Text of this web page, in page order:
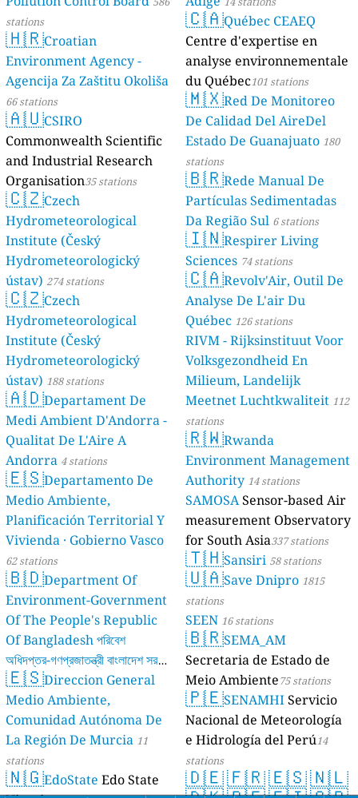
stations
🇭🇷Croatian
Environment Agency -
Agencija Za Zaštitu Okoliša
66 stations
🇦🇺CSIRO
Commonwealth Scientific
and Industrial Research
Organisation35 stations
🇨🇿Czech
Hydrometeorological
Institute (Český
Hydrometeorologický
ústav) 274 stations
🇨🇿Czech
Hydrometeorological
Institute (Český
Hydrometeorologický
ústav) 188 stations
🇦🇩Departament De
Medi Ambient D'Andorra -
Qualitat De L'Aire A
Andorra 4 stations
🇪🇸Departamento De
Medio Ambiente,
Planificación Territorial Y
Vivienda · Gobierno Vasco
62 stations
🇧🇩Department Of
Environment-Government
Of The People's Republic
Of Bangladesh পরিবেশ
অধিদপ্তর-গণপ্রজাতন্ত্রী বাংলাদেশ সরকার
17 stations
🇪🇸Direccion General
Medio Ambiente,
Comunidad Autónoma De
La Región De Murcia 11
stations
🇳🇬EdoState Edo State
🇨🇦Québec CEAEQ
Centre d'expertise en
analyse environnementale
du Québec101 stations
🇲🇽Red De Monitoreo
De Calidad Del AireDel
Estado De Guanajuato 180
stations
🇧🇷Rede Manual De
Partículas Sedimentadas
Da Região Sul 6 stations
🇮🇳Respirer Living
Sciences 74 stations
🇨🇦Revolv'Air, Outil De
Analyse De L'air Du
Québec 126 stations
RIVM - Rijksinstituut Voor
Volksgezondheid En
Milieum, Landelijk
Meetnet Luchtkwaliteit 112
stations
🇷🇼Rwanda
Environment Management
Authority 14 stations
SAMOSASensor-based Air
measurement Observatory
for South Asia337 stations
🇹🇭Sansiri 58 stations
🇺🇦Save Dnipro 1815
stations
SEEN 16 stations
🇧🇷SEMA_AM
Secretaria de Estado de
Meio Ambiente75 stations
🇵🇪SENAMHIServicio
Nacional de Meteorología
e Hidrología del Perú14
stations
🇩🇪🇫🇷🇪🇸🇳🇱